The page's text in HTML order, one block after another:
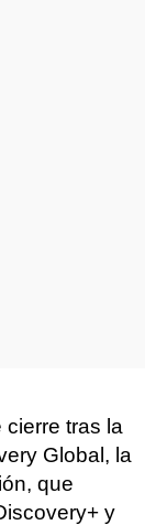
tras la
Global, la
que
y